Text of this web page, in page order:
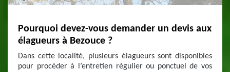
Pourquoi devez-vous demander un devis aux
élagueurs à Bezouce ?
Dans cette localité, plusieurs élagueurs sont disponibles
pour procéder à l’entretien régulier ou ponctuel de vos